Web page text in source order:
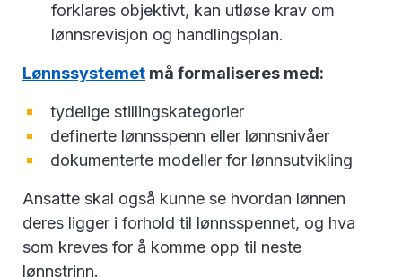
forklares objektivt, kan utløse krav om
lønnsrevisjon og handlingsplan.
Lønnssystemet må formaliseres med:
tydelige stillingskategorier
definerte lønnsspenn eller lønnsnivåer
dokumenterte modeller for lønnsutvikling
Ansatte skal også kunne se hvordan lønnen
deres ligger i forhold til lønnsspennet, og hva
som kreves for å komme opp til neste
lønnstrinn.